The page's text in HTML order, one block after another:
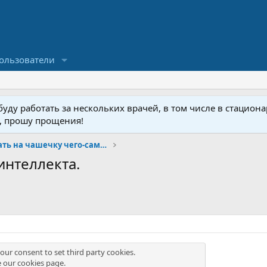
работать за нескольких врачей, в том числе в
прошу прощения!
Добро пожаловать на чашечку чего-сами-знаете :)
consent to set third party cookies.
ourcookies page.